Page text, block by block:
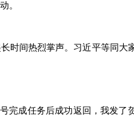
。
时间热烈掌声。习近平等同大
完成任务后成功返回，我发了